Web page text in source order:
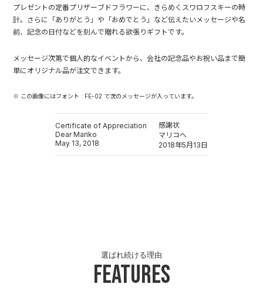
プレゼントの定番プリザーブドフラワーに、きらめくスワロフスキーの時
計。さらに「ありがとう」や「おめでとう」など伝えたいメッセージや名
前、記念の日付などを刻んで贈れる欲張りギフトです。
メッセージ次第で個人的なイベントから、会社の記念品やお祝い品まで簡
単にオリジナル品が注文できます。
※ この画像にはフォント : FE-02 で次のメッセージが入っています。
Certificate of Appreciation
Dear Mariko
May 13, 2018
感謝状
マリコへ
2018年5月13日
Features
選ばれ続ける理由